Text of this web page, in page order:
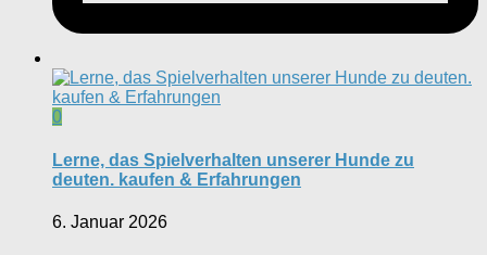
0
Lerne, das Spielverhalten unserer Hunde zu
deuten. kaufen & Erfahrungen
6. Januar 2026